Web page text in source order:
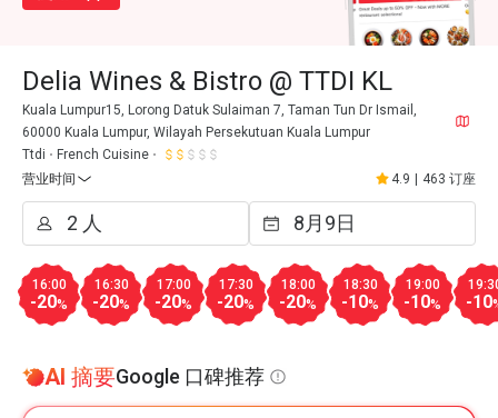
Delia Wines & Bistro @ TTDI KL
Kuala Lumpur15, Lorong Datuk Sulaiman 7, Taman Tun Dr Ismail,
60000 Kuala Lumpur, Wilayah Persekutuan Kuala Lumpur
Ttdi
French Cuisine
营业时间
4.9 463 订座
16:00
-20%
16:30
-20%
17:00
-20%
17:30
-20%
18:00
-20%
18:30
-10%
19:00
-10% -10
AI 摘要Google 口碑推荐